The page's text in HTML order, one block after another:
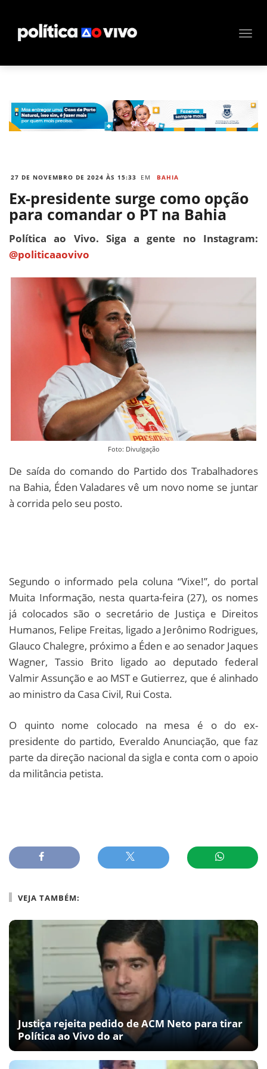
27 DE NOVEMBRO DE 2024 ÀS 15:33 EM BAHIA
Ex-presidente surge como opção
para comandar o PT na Bahia
Política ao Vivo. Siga a gente no Instagram:
@politicaaovivo
Foto: Divulgação
De saída do comando do Partido dos Trabalhadores
na Bahia, Éden Valadares vê um novo nome se juntar
à corrida pelo seu posto.
Segundo o informado pela coluna “Vixe!”, do portal
Muita Informação, nesta quarta-feira (27), os nomes
já colocados são o secretário de Justiça e Direitos
Humanos, Felipe Freitas, ligado a Jerônimo Rodrigues,
Glauco Chalegre, próximo a Éden e ao senador Jaques
Wagner, Tassio Brito ligado ao deputado federal
Valmir Assunção e ao MST e Gutierrez, que é alinhado
ao ministro da Casa Civil, Rui Costa.
O quinto nome colocado na mesa é o do ex-
presidente do partido, Everaldo Anunciação, que faz
parte da direção nacional da sigla e conta com o apoio
da militância petista.
VEJA TAMBÉM:
Justiça rejeita pedido de ACM Neto para tirar
Política ao Vivo do ar